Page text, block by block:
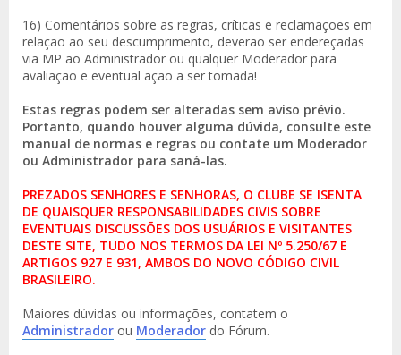
16) Comentários sobre as regras, críticas e reclamações em
relação ao seu descumprimento, deverão ser endereçadas
via MP ao Administrador ou qualquer Moderador para
avaliação e eventual ação a ser tomada!
Estas regras podem ser alteradas sem aviso prévio.
Portanto, quando houver alguma dúvida, consulte este
manual de normas e regras ou contate um Moderador
ou Administrador para saná-las.
PREZADOS SENHORES E SENHORAS, O CLUBE SE ISENTA
DE QUAISQUER RESPONSABILIDADES CIVIS SOBRE
EVENTUAIS DISCUSSÕES DOS USUÁRIOS E VISITANTES
DESTE SITE, TUDO NOS TERMOS DA LEI Nº 5.250/67 E
ARTIGOS 927 E 931, AMBOS DO NOVO CÓDIGO CIVIL
BRASILEIRO.
Maiores dúvidas ou informações, contatem o
Administrador ou Moderador do Fórum.